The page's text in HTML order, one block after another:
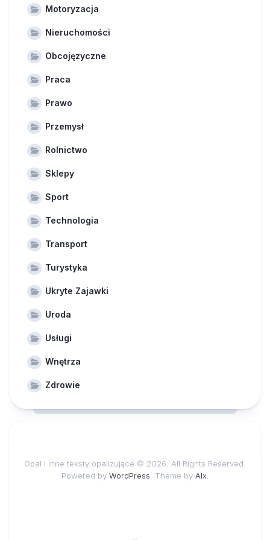
Motoryzacja
Nieruchomości
Obcojęzyczne
Praca
Prawo
Przemysł
Rolnictwo
Sklepy
Sport
Technologia
Transport
Turystyka
Ukryte Zajawki
Uroda
Usługi
Wnętrza
Zdrowie
Opal i inne teksty opalizujące © 2026. All Rights Reserved.
Powered by WordPress . Theme by Alx